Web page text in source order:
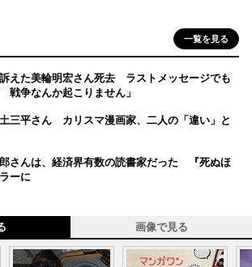
一覧を見る
えた美輪明宏さん死去 ラストメッセージでも
争なんか起こりません」
三平さん カリスマ漫画家、二人の「違い」と
さんは、経済界有数の読書家だった 『死ぬほ
ーに
画像で見る